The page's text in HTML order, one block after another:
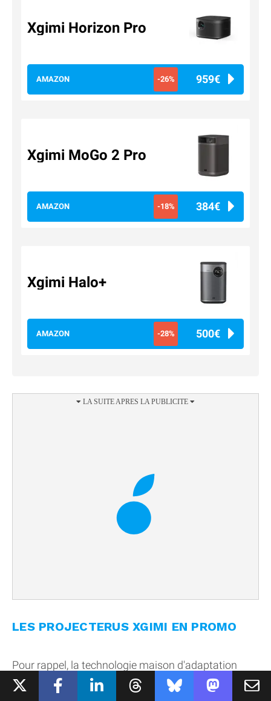
Xgimi Horizon Pro
AMAZON -26% 959€
Xgimi MoGo 2 Pro
AMAZON -18% 384€
Xgimi Halo+
AMAZON -28% 500€
LES PROJECTERUS XGIMI EN PROMO
Pour rappel, la technologie maison d'adaptation
intelligente de l'écran, la mise au point automatique